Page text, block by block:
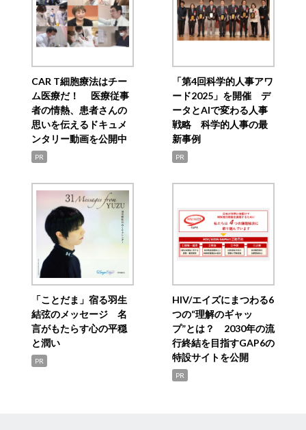
CAR T細胞療法はチー
ム医療だ！ 医療従事
者の情熱、患者さんの
思いを伝えるドキュメ
ンタリー動画を公開中
PR
「第4回科学的人事アワ
ード2025」を開催 デ
ータとAIで変わる人事
戦略 科学的人事の最
新事例
PR
「ことだま」宿る羽生
結弦のメッセージ 名
言がもたらす心の平穏
と潤い
PR
HIV/エイズにまつわる6
つの“理解のギャッ
プ”とは？ 2030年の流
行終結を目指すGAP6の
特設サイトを公開
PR